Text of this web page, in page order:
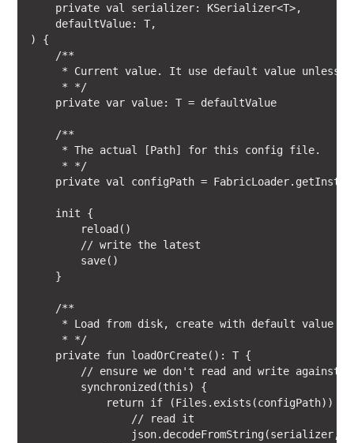
    private val serializer: KSerializer<T>,
    defaultValue: T,
) {
    /**
* Current value. It use default value unless
     * */
    private var value: T = defaultValue
    /**
     * The actual [Path] for this config file.
     * */
private val configPath =
    init {
        reload()
        // write the latest
        save()
    }
    /**
* Load from disk, create with default value
     * */
    private fun loadOrCreate(): T {
// ensure we don't read and write against
        synchronized(this) {
            return if (Files.exists(configPath)) {
                // read it
json.decodeFromString(serializer,